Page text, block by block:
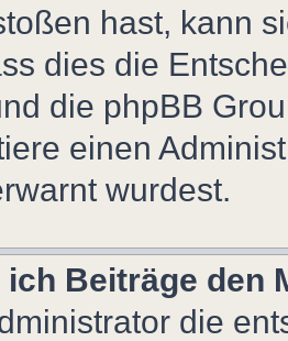
hast, kann
dies die
die phpBB
einen
wurdest.
ich Beiträge den
die